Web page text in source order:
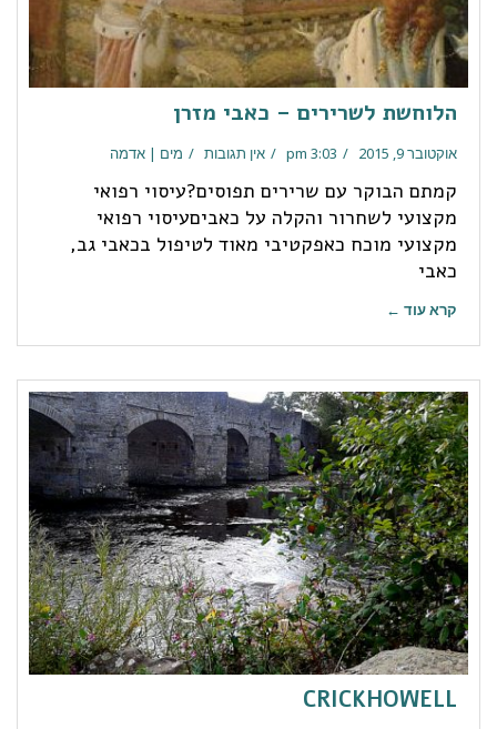
הלוחשת לשרירים – כאבי מזרן
אוקטובר 9, 2015 3:03 pm אין תגובות מים | אדמה
קמתם הבוקר עם שרירים תפוסים?עיסוי רפואי
מקצועי לשחרור והקלה על כאביםעיסוי רפואי
מקצועי מוכח כאפקטיבי מאוד לטיפול בכאבי גב,
כאבי
קרא עוד ←
CRICKHOWELL